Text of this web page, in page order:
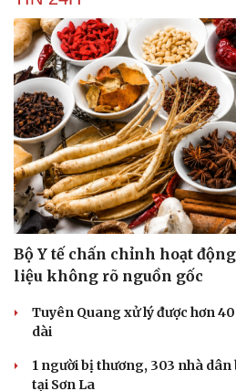
Bộ Y tế chấn chỉnh hoạt
liệu không rõ nguồn gốc
Tuyên Quang xử lý được hơn
dài
1 người bị thương, 303 nhà
tại Sơn La